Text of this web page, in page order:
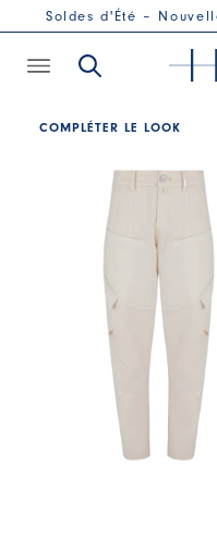
Soldes d'Été –
COMPLÉTER LE LOOK